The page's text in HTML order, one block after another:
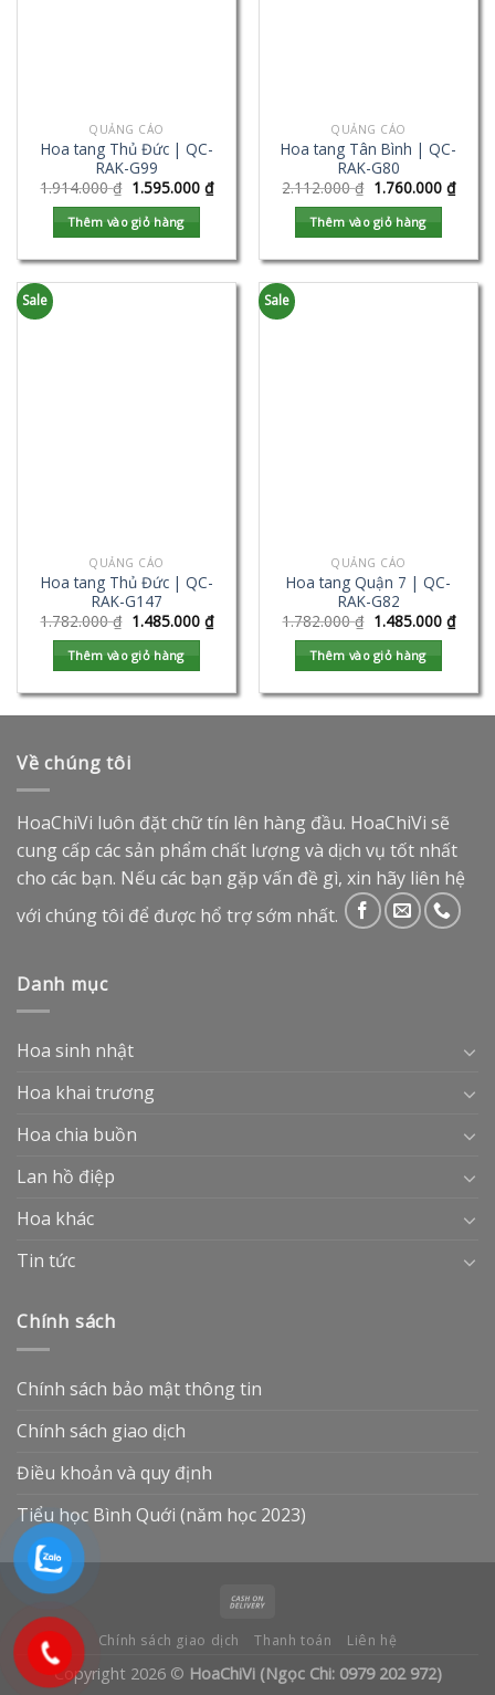
QUẢNG CÁO
Hoa tang Thủ Đức | QC-
RAK-G99
1.914.000₫ 1.595.000 ₫
Thêm vào giỏ hàng
QUẢNG CÁO
Hoa tang Tân Bình | QC-
RAK-G80
2.112.000₫ 1.760.000 ₫
Thêm vào giỏ hàng
Sale
QUẢNG CÁO
Hoa tang Thủ Đức | QC-
RAK-G147
1.782.000₫ 1.485.000 ₫
Thêm vào giỏ hàng
Sale
QUẢNG CÁO
Hoa tang Quận 7 | QC-
RAK-G82
1.782.000₫ 1.485.000 ₫
Thêm vào giỏ hàng
Về chúng tôi
HoaChiVi luôn đặt chữ tín lên hàng đầu. HoaChiVi sẽ
cung cấp các sản phẩm chất lượng và dịch vụ tốt nhất
cho các bạn. Nếu các bạn gặp vấn đề gì, xin hãy liên hệ
với chúng tôi để được hổ trợ sớm nhất.
Danh mục
Hoa sinh nhật
Hoa khai trương
Hoa chia buồn
Lan hồ điệp
Hoa khác
Tin tức
Chính sách
Chính sách bảo mật thông tin
Chính sách giao dịch
Điều khoản và quy định
Tiểu học Bình Quới (năm học 2023)
Chính sách giao dịch Thanh toán Liên hệ
Copyright 2026 © HoaChiVi (Ngọc Chi: 0979 202 972)